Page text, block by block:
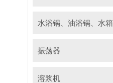
水浴锅、油浴锅、水箱
振荡器
溶浆机